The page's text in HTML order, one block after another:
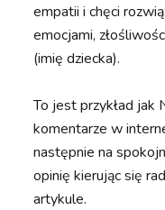
empatii i chęci
emocjami,
(imię dziecka).
To jest przykład jak
komentarze w
następnie na
opinię kierując się
artykule.